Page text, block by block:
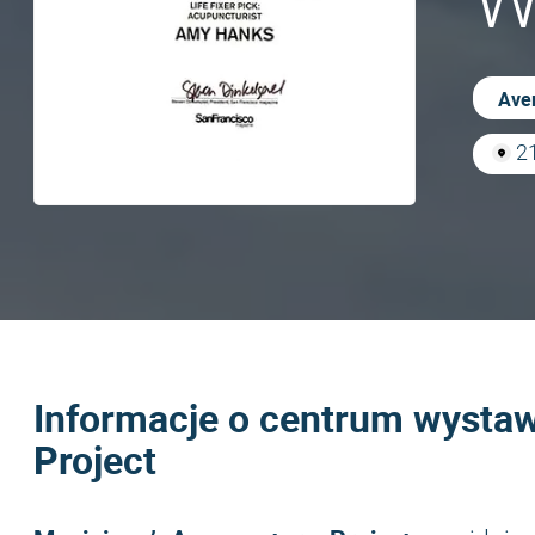
Informacje o centrum
Project